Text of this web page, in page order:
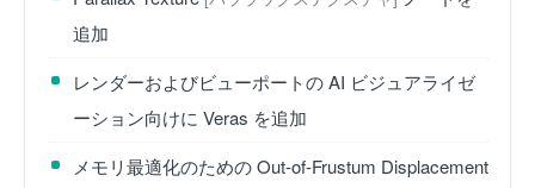
追加
レンダーおよびビューポートの AI ビジュアライゼ
ーション向けに Veras を追加
メモリ最適化のための Out-of-Frustum Displacement